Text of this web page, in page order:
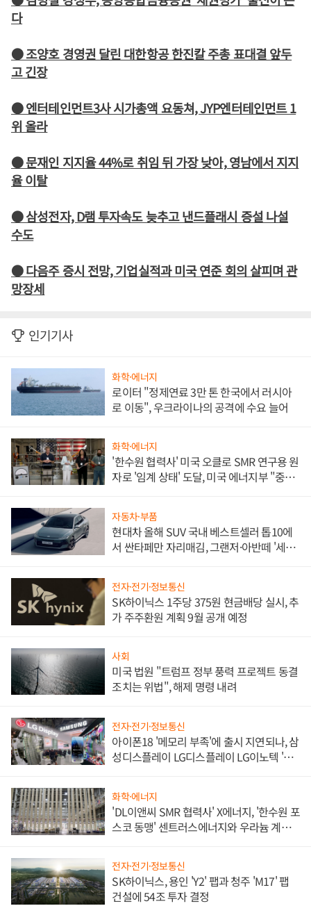
다
● 조양호 경영권 달린 대한항공 한진칼 주총 표대결 앞두
고 긴장
● 엔터테인먼트3사 시가총액 요동쳐, JYP엔터테인먼트 1
위 올라
● 문재인 지지율 44%로 취임 뒤 가장 낮아, 영남에서 지지
율 이탈
● 삼성전자, D램 투자속도 늦추고 낸드플래시 증설 나설
수도
● 다음주 증시 전망, 기업실적과 미국 연준 회의 살피며 관
망장세
인기기사
화학·에너지
로이터 "정제연료 3만 톤 한국에서 러시아
로 이동", 우크라이나의 공격에 수요 늘어
화학·에너지
'한수원 협력사' 미국 오클로 SMR 연구용 원
자로 '임계 상태' 도달, 미국 에너지부 "중요
자동차·부품
현대차 올해 SUV 국내 베스트셀러 톱10에
서 싼타페만 자리매김, 그랜저·아반떼 '세단
전자·전기·정보통신
SK하이닉스 1주당 375원 현금배당 실시, 추
가 주주환원 계획 9월 공개 예정
사회
미국 법원 "트럼프 정부 풍력 프로젝트 동결
조치는 위법", 해제 명령 내려
전자·전기·정보통신
아이폰18 '메모리 부족'에 출시 지연되나, 삼
성디스플레이 LG디스플레이 LG이노텍 '탈
화학·에너지
'DL이앤씨 SMR 협력사' X에너지, '한수원 포
스코 동맹' 센트러스에너지와 우라늄 계약
전자·전기·정보통신
SK하이닉스, 용인 'Y2' 팹과 청주 'M17' 팹
건설에 54조 투자 결정